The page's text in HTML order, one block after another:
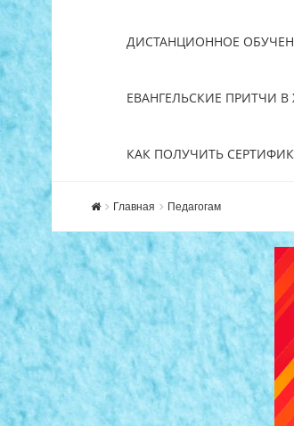
ДИСТАНЦИОННОЕ
ЕВАНГЕЛЬСКИЕ ПРИТЧИ В
КАК ПОЛУЧИТЬ
Главная Педагогам